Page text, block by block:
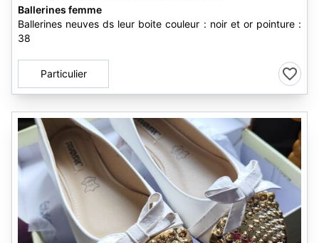
Ballerines femme
Ballerines neuves ds leur boite couleur : noir et or pointure :
38
Particulier